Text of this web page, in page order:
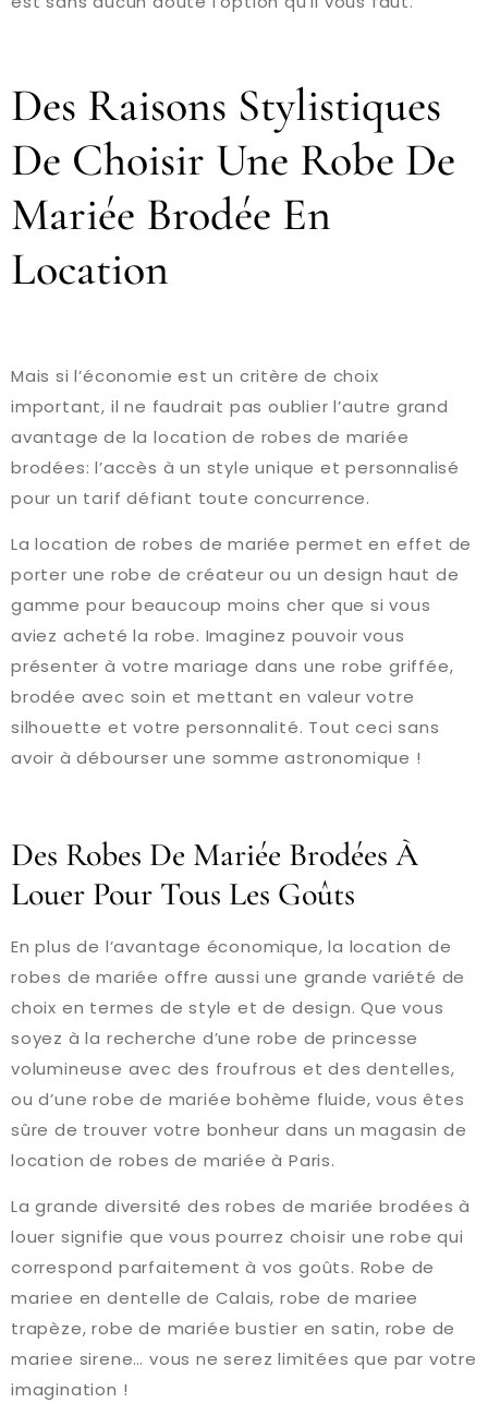
Des Raisons Stylistiques
De Choisir Une Robe De
Mariée Brodée En
Location
Mais si l’économie est un critère de choix
important, il ne faudrait pas oublier l’autre grand
avantage de la location de robes de mariée
brodées: l’accès à un style unique et personnalisé
pour un tarif défiant toute concurrence.
La location de robes de mariée permet en effet de
porter une robe de créateur ou un design haut de
gamme pour beaucoup moins cher que si vous
aviez acheté la robe. Imaginez pouvoir vous
présenter à votre mariage dans une robe griffée,
brodée avec soin et mettant en valeur votre
silhouette et votre personnalité. Tout ceci sans
avoir à débourser une somme astronomique !
Des Robes De Mariée Brodées À
Louer Pour Tous Les Goûts
En plus de l’avantage économique, la location de
robes de mariée offre aussi une grande variété de
choix en termes de style et de design. Que vous
soyez à la recherche d’une robe de princesse
volumineuse avec des froufrous et des dentelles,
ou d’une robe de mariée bohème fluide, vous êtes
sûre de trouver votre bonheur dans un magasin de
location de robes de mariée à Paris.
La grande diversité des robes de mariée brodées à
louer signifie que vous pourrez choisir une robe qui
correspond parfaitement à vos goûts. Robe de
mariee en dentelle de Calais, robe de mariee
trapèze, robe de mariée bustier en satin, robe de
mariee sirene… vous ne serez limitées que par votre
imagination !